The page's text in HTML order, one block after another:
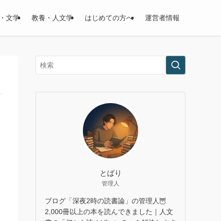
文学 教養・人文学 はじめての方へ 運営者情報
とばり
管理人
ブログ「深夜2時の読書論」の管理人🦉
2,000冊以上の本を読んできました｜人文